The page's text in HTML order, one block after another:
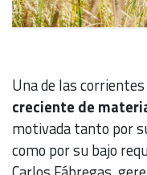
Una de las
creciente de
motivada tanto por
como por su bajo